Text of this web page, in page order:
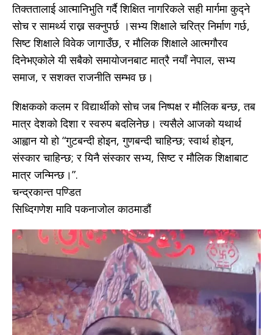
तिक्ततालाई आत्मानिभुति गर्दै शिक्षित नागरिकले सही मार्गमा कुद्ने
सोच र सामर्थ्य राख्न सक्नुपर्छ ।सभ्य शिक्षाले चरित्र निर्माण गर्छ,
सिष्ट शिक्षाले विवेक जागाउँछ, र मौलिक शिक्षाले आत्मगौरव
दिनेभएकोले यी सबैको समायोजनबाट मात्रै नयाँ नेपाल, सभ्य
समाज, र सशक्त राजनीति सम्भव छ।
शिक्षकको कलम र विद्यार्थीको सोच जब निष्पक्ष र मौलिक बन्छ, तब
मात्र देशको दिशा र स्वरुप बदलिनेछ। त्यसैले आजको यथार्थ
आह्वान यो हो “गुटबन्दी होइन, गुणबन्दी चाहिन्छ; स्वार्थ होइन,
संस्कार चाहिन्छ; र यिनै संस्कार सभ्य, सिष्ट र मौलिक शिक्षाबाट
मात्र जन्मिन्छ।”.
चन्द्रकान्त पण्डित
सिध्दिगणेश मावि पकनाजोल काठमाडौं